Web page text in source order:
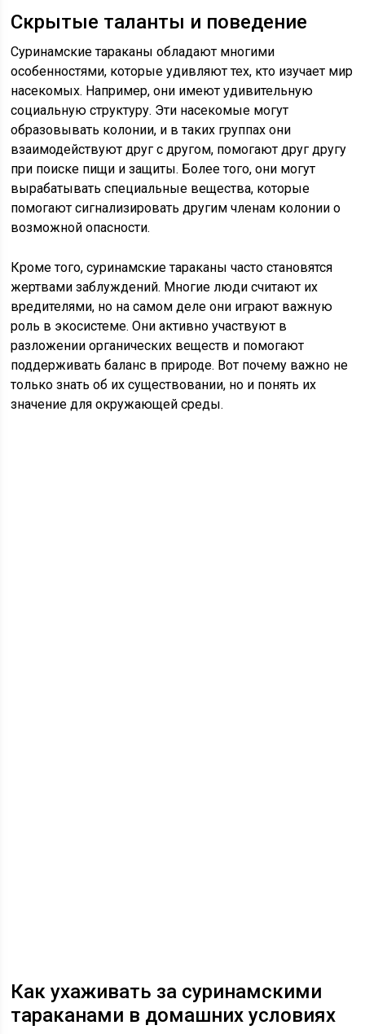
Скрытые таланты и поведение
Суринамские тараканы обладают многими
особенностями, которые удивляют тех, кто изучает мир
насекомых. Например, они имеют удивительную
социальную структуру. Эти насекомые могут
образовывать колонии, и в таких группах они
взаимодействуют друг с другом, помогают друг другу
при поиске пищи и защиты. Более того, они могут
вырабатывать специальные вещества, которые
помогают сигнализировать другим членам колонии о
возможной опасности.
Кроме того, суринамские тараканы часто становятся
жертвами заблуждений. Многие люди считают их
вредителями, но на самом деле они играют важную
роль в экосистеме. Они активно участвуют в
разложении органических веществ и помогают
поддерживать баланс в природе. Вот почему важно не
только знать об их существовании, но и понять их
значение для окружающей среды.
Как ухаживать за суринамскими
тараканами в домашних условиях